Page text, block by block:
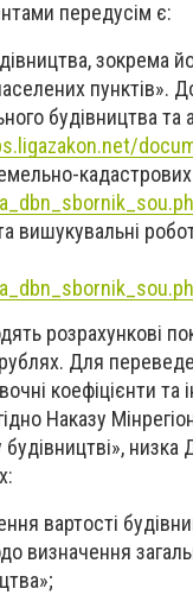
передусім є:
зокрема
пунктів».
будівництва
кадастрових
вишукувальні
розрахункові
Для
коефіцієнти та
Наказу
низка
вартості